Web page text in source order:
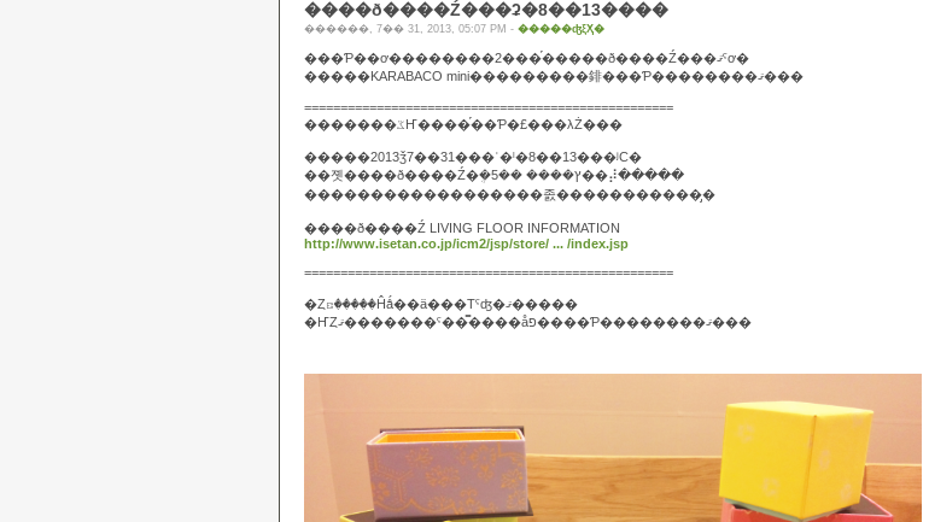
����ð����Ź���ʡ�8��13����
������, 7�� 31, 2013, 05:07 PM - �����ʤξҲ�
���Ƥ��ơ��������2���֡�����ð����Ź���ޤˤơ�
�����KARABACO mini���������䤵���Ƥ��������ޤ���
===================================================
�������ػҤ����֡��Ƥ�£���λŻ���
�����2013ǯ7��31���ʿ�ˡ�8��13���ʲС�
��졧����ð����Ź�ܴ�5�� ����ץ��⡼�����
������������������졼�����������̡�
����ð����Ź LIVING FLOOR INFORMATION
http://www.isetan.co.jp/icm2/jsp/store/ ... /index.jsp
===================================================
�Ȥꤢ�����Ĥǻ��ä���Τˤʤ�ޤ�����
�ҤȤޤ�������ˤ��̿����åפ����Ƥ��������ޤ���